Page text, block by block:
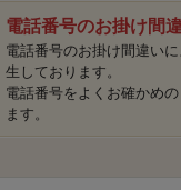
電話番号のお掛け間
電話番号のお掛け間違い
生しております。
電話番号をよくお確かめ
ます。